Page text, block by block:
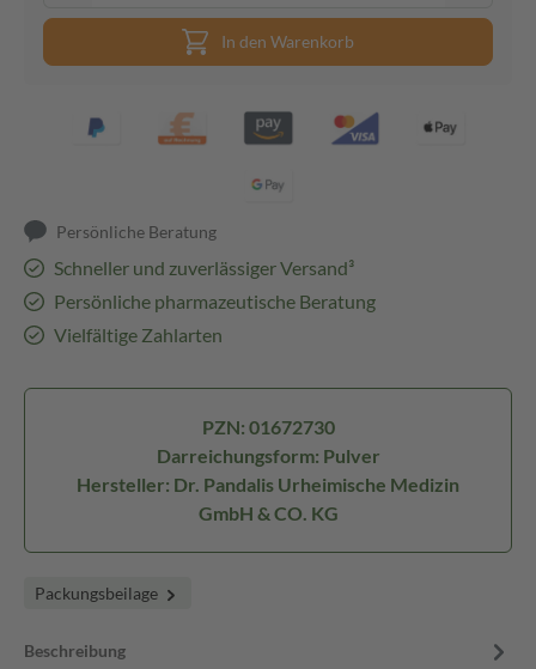
In den Warenkorb
Persönliche Beratung
Schneller und zuverlässiger Versand³
Persönliche pharmazeutische Beratung
Vielfältige Zahlarten
PZN: 01672730
Darreichungsform: Pulver
Hersteller: Dr. Pandalis Urheimische Medizin
GmbH & CO. KG
Packungsbeilage
Beschreibung